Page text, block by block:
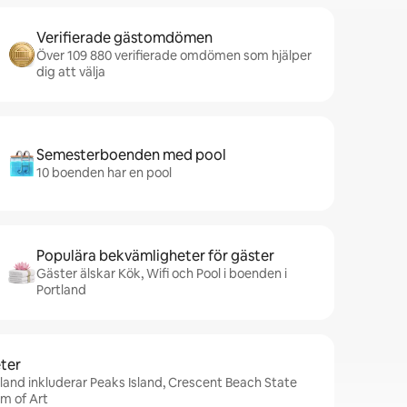
Verifierade gästomdömen
Över 109 880 verifierade omdömen som hjälper
dig att välja
Semesterboenden med pool
10 boenden har en pool
Populära bekvämligheter för gäster
Gäster älskar Kök, Wifi och Pool i boenden i
Portland
inkluderar Peaks Island, Crescent Beach State
of Art